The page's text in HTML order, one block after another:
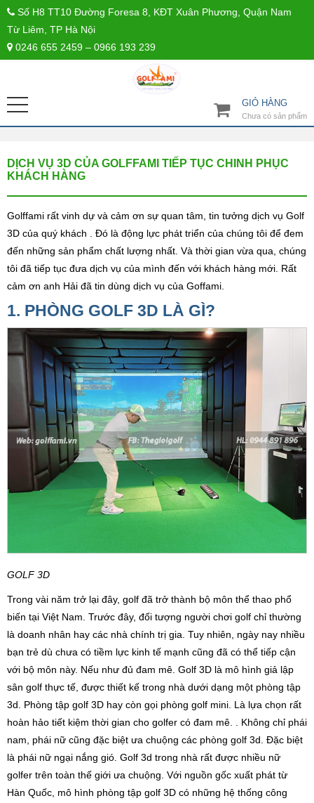
Số H8 TT10 Đường Foresa 8, KĐT Xuân Phương, Quận Nam
Từ Liêm, TP Hà Nội
0246 655 2459 – 0966 193 239
GIỎ HÀNG
Chưa có sản phẩm
DỊCH VỤ 3D CỦA GOLFFAMI TIẾP TỤC CHINH PHỤC
KHÁCH HÀNG
Golffami rất vinh dự và cảm ơn sự quan tâm, tin tưởng dịch vụ Golf
3D của quý khách . Đó là động lực phát triển của chúng tôi để đem
đến những sản phẩm chất lượng nhất. Và thời gian vừa qua, chúng
tôi đã tiếp tục đưa dịch vụ của mình đến với khách hàng mới. Rất
cảm ơn anh Hải đã tin dùng dịch vụ của Goffami.
1. PHÒNG GOLF 3D LÀ GÌ?
GOLF 3D
Trong vài năm trở lại đây, golf đã trở thành bộ môn thể thao phổ
biến tại Việt Nam. Trước đây, đối tượng người chơi golf chỉ thường
là doanh nhân hay các nhà chính trị gia. Tuy nhiên, ngày nay nhiều
bạn trẻ dù chưa có tiềm lực kinh tế mạnh cũng đã có thể tiếp cận
với bộ môn này. Nếu như đủ đam mê. Golf 3D là mô hình giả lập
sân golf thực tế, được thiết kế trong nhà dưới dạng một phòng tập
3d. Phòng tập golf 3D hay còn gọi phòng golf mini. Là lựa chọn rất
hoàn hảo tiết kiệm thời gian cho golfer có đam mê. . Không chỉ phái
nam, phái nữ cũng đặc biệt ưa chuộng các phòng golf 3d. Đặc biệt
là phái nữ ngại nắng gió. Golf 3d trong nhà rất được nhiều nữ
golfer trên toàn thế giới ưa chuộng. Với nguồn gốc xuất phát từ
Hàn Quốc, mô hình phòng tập golf 3D có những hệ thống công